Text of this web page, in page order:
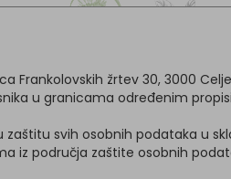
Frankolovskih žrtev 30, 3000
u granicama određenim
svih osobnih podataka u
iz područja zaštite osobnih